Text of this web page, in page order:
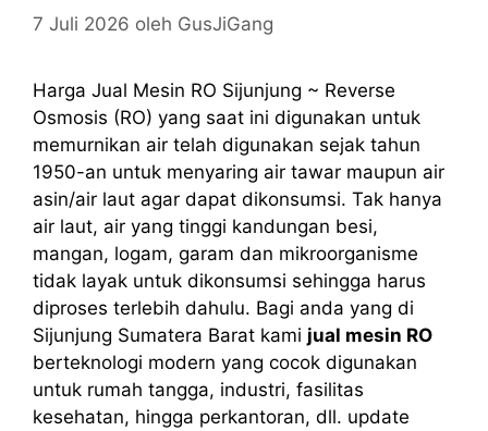
7 Juli 2026 oleh GusJiGang
Harga Jual Mesin RO Sijunjung ~ Reverse
Osmosis (RO) yang saat ini digunakan untuk
memurnikan air telah digunakan sejak tahun
1950-an untuk menyaring air tawar maupun air
asin/air laut agar dapat dikonsumsi. Tak hanya
air laut, air yang tinggi kandungan besi,
mangan, logam, garam dan mikroorganisme
tidak layak untuk dikonsumsi sehingga harus
diproses terlebih dahulu. Bagi anda yang di
Sijunjung Sumatera Barat kami jual mesin RO
berteknologi modern yang cocok digunakan
untuk rumah tangga, industri, fasilitas
kesehatan, hingga perkantoran, dll. update